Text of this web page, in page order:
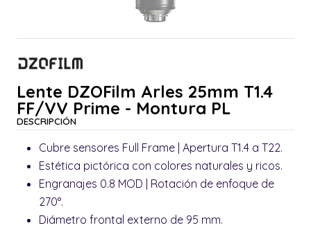
Lente DZOFilm Arles 25mm T1.4
FF/VV Prime - Montura PL
DESCRIPCIÓN
Cubre sensores Full Frame | Apertura T1.4 a T22.
Estética pictórica con colores naturales y ricos.
Engranajes 0.8 MOD | Rotación de enfoque de
270°.
Diámetro frontal externo de 95 mm.